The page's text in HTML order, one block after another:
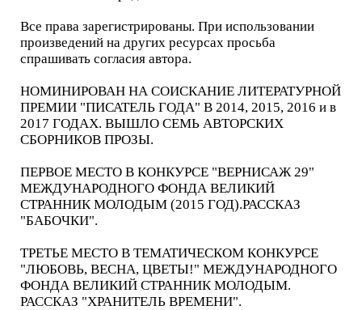
Все права зарегистрированы. При использовании
произведений на других ресурсах просьба
спрашивать согласия автора.
НОМИНИРОВАН НА СОИСКАНИЕ ЛИТЕРАТУРНОЙ
ПРЕМИИ "ПИСАТЕЛЬ ГОДА" В 2014, 2015, 2016 и в
2017 ГОДАХ. ВЫШЛО СЕМЬ АВТОРСКИХ
СБОРНИКОВ ПРОЗЫ.
ПЕРВОЕ МЕСТО В КОНКУРСЕ "ВЕРНИСАЖ 29"
МЕЖДУНАРОДНОГО ФОНДА ВЕЛИКИЙ
СТРАННИК МОЛОДЫМ (2015 ГОД).РАССКАЗ
"БАБОЧКИ".
ТРЕТЬЕ МЕСТО В ТЕМАТИЧЕСКОМ КОНКУРСЕ
"ЛЮБОВЬ, ВЕСНА, ЦВЕТЫ!" МЕЖДУНАРОДНОГО
ФОНДА ВЕЛИКИЙ СТРАННИК МОЛОДЫМ.
РАССКАЗ "ХРАНИТЕЛЬ ВРЕМЕНИ".